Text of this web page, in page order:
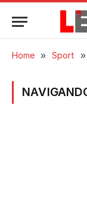
Home » Sport »